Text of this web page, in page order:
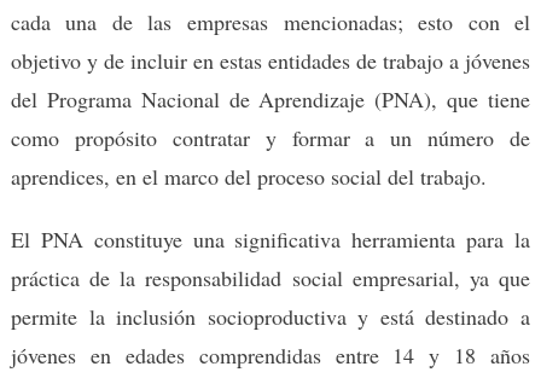
cada una de las empresas mencionadas; esto con el
objetivo y de incluir en estas entidades de trabajo a jóvenes
del Programa Nacional de Aprendizaje (PNA), que tiene
como propósito contratar y formar a un número de
aprendices, en el marco del proceso social del trabajo.
El PNA constituye una significativa herramienta para la
práctica de la responsabilidad social empresarial, ya que
permite la inclusión socioproductiva y está destinado a
jóvenes en edades comprendidas entre 14 y 18 años